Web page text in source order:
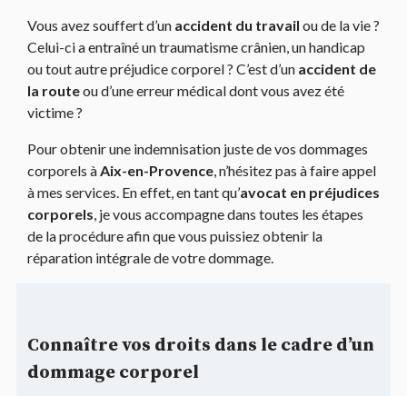
Vous avez souffert d’un accident du travail ou de la vie ?
Celui-ci a entraîné un traumatisme crânien, un handicap
ou tout autre préjudice corporel ? C’est d’un accident de
la routeou d’une erreur médical dont vous avez été
victime ?
Pour obtenir une indemnisation juste de vos dommages
corporels àAix-en-Provence, n’hésitez pas à faire appel
à mes services. En effet, en tant qu’avocat en préjudices
corporels, je vous accompagne dans toutes les étapes
de la procédure afin que vous puissiez obtenir la
réparation intégrale de votre dommage.
Connaître vos droits dans le cadre d’un
dommage corporel